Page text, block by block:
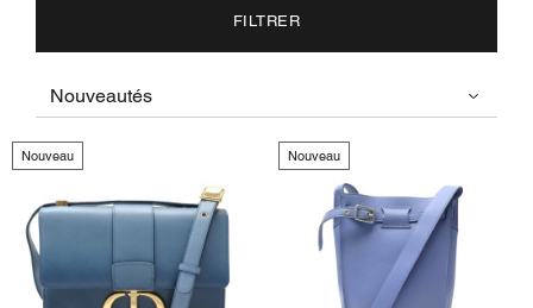
FILTRER
Nouveau Nouveau